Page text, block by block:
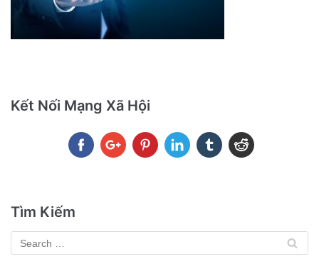
Kết Nối Mạng Xã Hội
Tìm Kiếm